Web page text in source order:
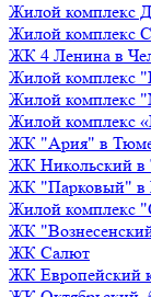
Жилой комплекс
Жилой комплекс
ЖК 4 Ленина в
Жилой комплекс
Жилой комплекс
Жилой комплекс
ЖК "Ария" в
ЖК Никольский
ЖК "Парковый" в
Жилой комплекс
ЖК
ЖК Салют
ЖК Европейский